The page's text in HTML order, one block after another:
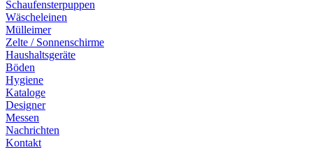
Schaufensterpuppen
Wäscheleinen
Mülleimer
Zelte / Sonnenschirme
Haushaltsgeräte
Böden
Hygiene
Kataloge
Designer
Messen
Nachrichten
Kontakt